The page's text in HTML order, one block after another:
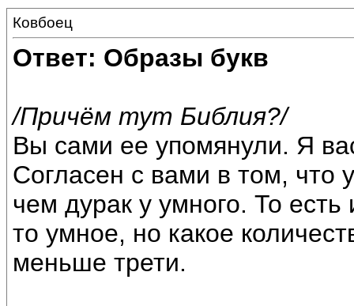
Ковбоец
Ответ: Образы букв
/Причём тут Библия?/
Вы сами ее упомянули. Я
Согласен с вами в том, что
чем дурак у умного. То
то умное, но какое
меньше трети.